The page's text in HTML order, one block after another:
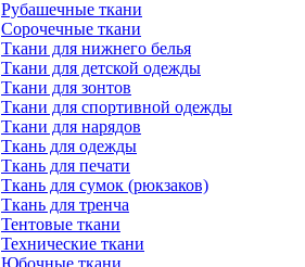
Рубашечные ткани
Сорочечные ткани
Ткани для нижнего белья
Ткани для детской одежды
Ткани для зонтов
Ткани для спортивной одежды
Ткани для нарядов
Ткань для одежды
Ткань для печати
Ткань для сумок (рюкзаков)
Ткань для тренча
Тентовые ткани
Технические ткани
Юбочные ткани